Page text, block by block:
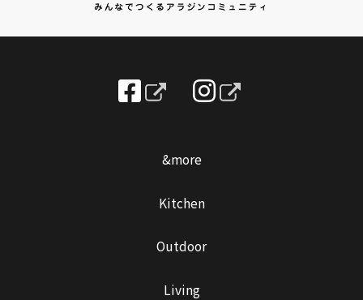
&more
Kitchen
Outdoor
Living